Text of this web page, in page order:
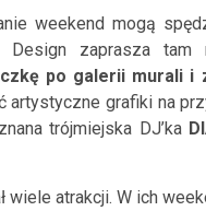
weekend mogą
Design zaprasza
po galerii murali i
artystyczne grafiki na
trójmiejska DJ’ka
atrakcji. W ich